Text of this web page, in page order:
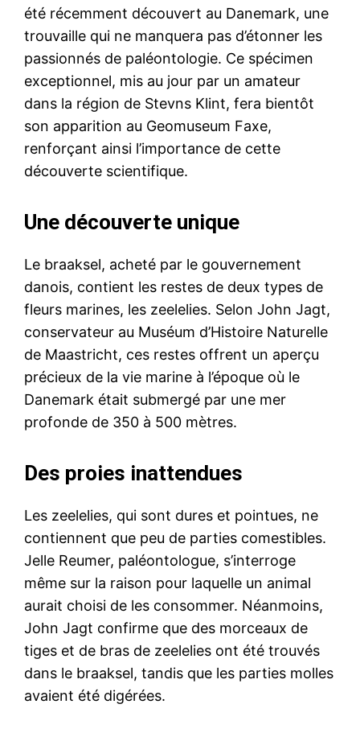
été récemment découvert au Danemark, une
trouvaille qui ne manquera pas d’étonner les
passionnés de paléontologie. Ce spécimen
exceptionnel, mis au jour par un amateur
dans la région de Stevns Klint, fera bientôt
son apparition au Geomuseum Faxe,
renforçant ainsi l’importance de cette
découverte scientifique.
Une découverte unique
Le braaksel, acheté par le gouvernement
danois, contient les restes de deux types de
fleurs marines, les zeelelies. Selon John Jagt,
conservateur au Muséum d’Histoire Naturelle
de Maastricht, ces restes offrent un aperçu
précieux de la vie marine à l’époque où le
Danemark était submergé par une mer
profonde de 350 à 500 mètres.
Des proies inattendues
Les zeelelies, qui sont dures et pointues, ne
contiennent que peu de parties comestibles.
Jelle Reumer, paléontologue, s’interroge
même sur la raison pour laquelle un animal
aurait choisi de les consommer. Néanmoins,
John Jagt confirme que des morceaux de
tiges et de bras de zeelelies ont été trouvés
dans le braaksel, tandis que les parties molles
avaient été digérées.